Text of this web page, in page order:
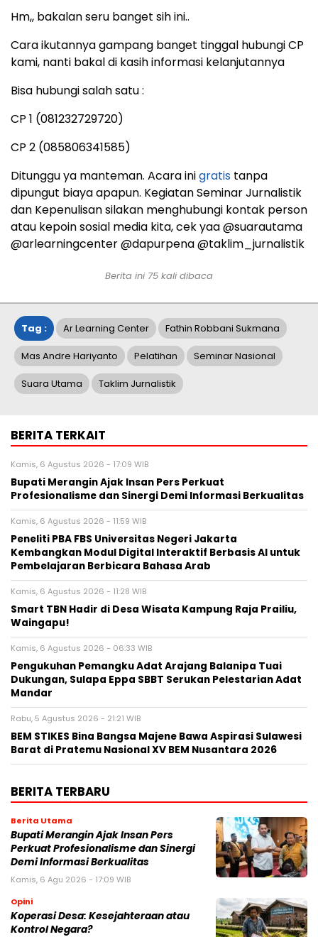
Hm,, bakalan seru banget sih ini..
Cara ikutannya gampang banget tinggal hubungi CP
kami, nanti bakal di kasih informasi kelanjutannya
Bisa hubungi salah satu :
CP 1 (081232729720)
CP 2 (085806341585)
Ditunggu ya manteman. Acara inigratis tanpa
dipungut biaya apapun. Kegiatan Seminar Jurnalistik
dan Kepenulisan silakan menghubungi kontak person
atau kepoin sosial media kita, cek yaa @suarautama
@arlearningcenter @dapurpena @taklim_jurnalistik
Berita ini 75 kali dibaca
Tag : Ar Learning Center Fathin Robbani Sukmana
Mas Andre Hariyanto Pelatihan Seminar Nasional
Suara Utama Taklim Jurnalistik
BERITA TERKAIT
Kamis, 6 Agustus 2026 - 17:09 WIB
Bupati Merangin Ajak Insan Pers Perkuat
Profesionalisme dan Sinergi Demi Informasi Berkualitas
Kamis, 6 Agustus 2026 - 11:59 WIB
Peneliti PBA FBS Universitas Negeri Jakarta
Kembangkan Modul Digital Interaktif Berbasis AI untuk
Pembelajaran Berbicara Bahasa Arab
Kamis, 6 Agustus 2026 - 11:28 WIB
Smart TBN Hadir di Desa Wisata Kampung Raja Prailiu,
Waingapu!
Kamis, 6 Agustus 2026 - 06:33 WIB
Pengukuhan Pemangku Adat Arajang Balanipa Tuai
Dukungan, Sulapa Eppa SBBT Serukan Pelestarian Adat
Mandar
Rabu, 5 Agustus 2026 - 21:21 WIB
BEM STIKES Bina Bangsa Majene Bawa Aspirasi Sulawesi
Barat di Pratemu Nasional XV BEM Nusantara 2026
BERITA TERBARU
Berita Utama
Bupati Merangin Ajak Insan Pers
Perkuat Profesionalisme dan Sinergi
Demi Informasi Berkualitas
Kamis, 6 Agu 2026 - 17:09 WIB
Opini
Koperasi Desa: Kesejahteraan atau
Kontrol Negara?